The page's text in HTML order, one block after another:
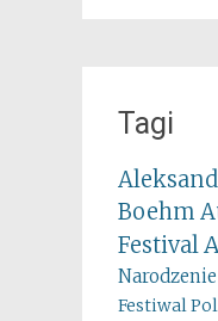
Tagi
Boehm
Festival
Narodzenie
Festiwal